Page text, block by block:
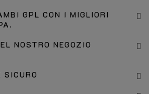
GPL CON I MIGLIORI
NOSTRO NEGOZIO
SICURO